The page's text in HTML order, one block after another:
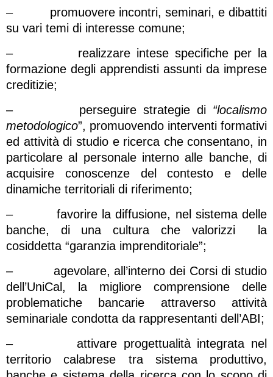
– promuovere incontri, seminari, e dibattiti
su vari temi di interesse comune;
– realizzare intese specifiche per la
formazione degli apprendisti assunti da imprese
creditizie;
– perseguire strategie di “localismo
metodologico”, promuovendo interventi formativi
ed attività di studio e ricerca che consentano, in
particolare al personale interno alle banche, di
acquisire conoscenze del contesto e delle
dinamiche territoriali di riferimento;
– favorire la diffusione, nel sistema delle
banche, di una cultura che valorizzi la
cosiddetta “garanzia imprenditoriale”;
– agevolare, all’interno dei Corsi di studio
dell’UniCal, la migliore comprensione delle
problematiche bancarie attraverso attività
seminariale condotta da rappresentanti dell’ABI;
– attivare progettualità integrata nel
territorio calabrese tra sistema produttivo,